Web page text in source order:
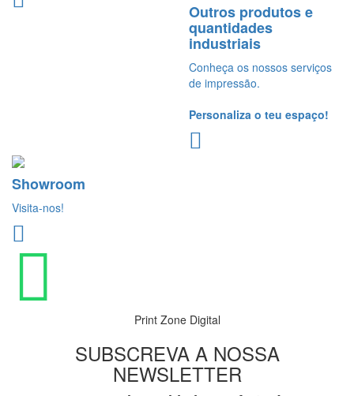
Outros produtos e
quantidades
industriais
Conheça os nossos serviços
de impressão.
Personaliza o teu espaço!
Showroom
Visita-nos!
Print Zone Digital
SUBSCREVA A NOSSA
NEWSLETTER